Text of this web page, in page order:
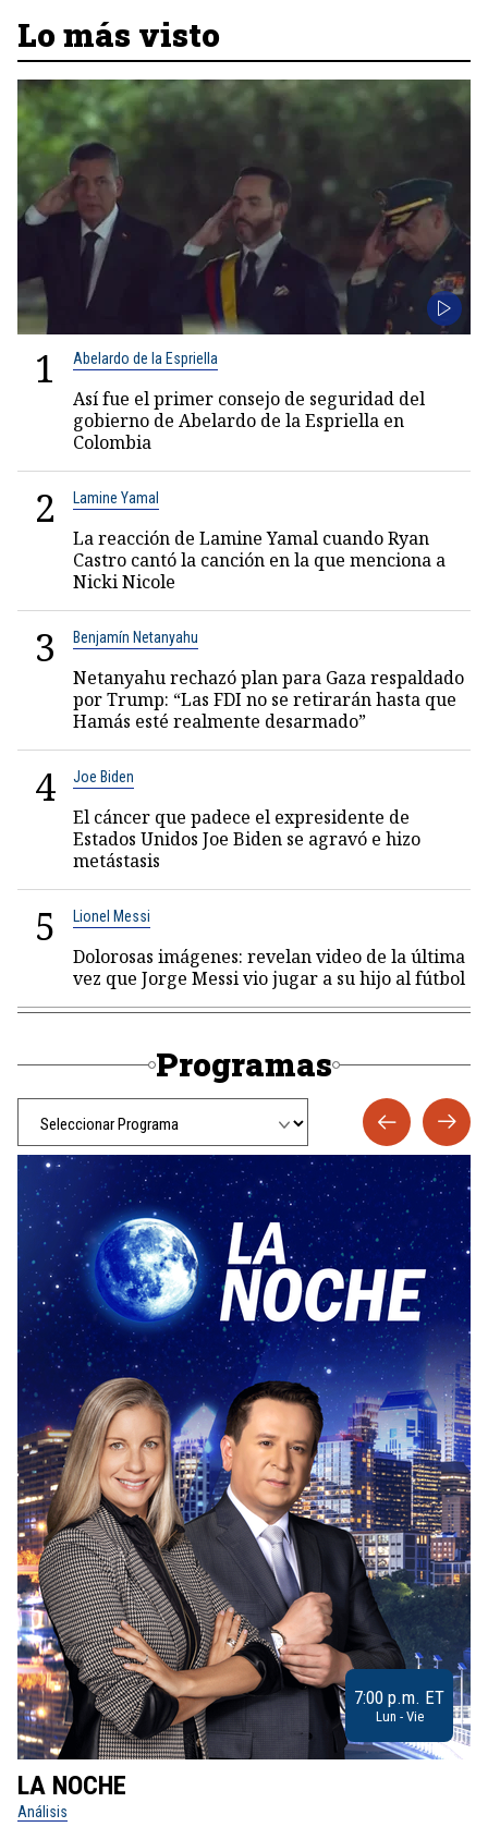
Lo más visto
1 Abelardo de la Espriella
Así fue el primer consejo de seguridad del
gobierno de Abelardo de la Espriella en
Colombia
2 Lamine Yamal
La reacción de Lamine Yamal cuando Ryan
Castro cantó la canción en la que menciona a
Nicki Nicole
3 Benjamín Netanyahu
Netanyahu rechazó plan para Gaza respaldado
por Trump: “Las FDI no se retirarán hasta que
Hamás esté realmente desarmado”
4 Joe Biden
El cáncer que padece el expresidente de
Estados Unidos Joe Biden se agravó e hizo
metástasis
5 Lionel Messi
Dolorosas imágenes: revelan video de la última
vez que Jorge Messi vio jugar a su hijo al fútbol
Programas
7:00 p.m. ET
Lun - Vie
LA NOCHE
Análisis